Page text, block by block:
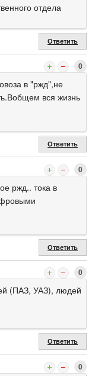
отдела
Ответить
0
в "ржд",не
вся жизнь
Ответить
0
ржд.. тока в
Ответить
0
(ПАЗ, УАЗ), людей
Ответить
0